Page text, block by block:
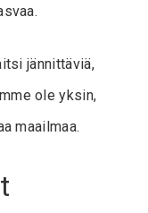
jännittäviä,
ole yksin,
maailmaa.